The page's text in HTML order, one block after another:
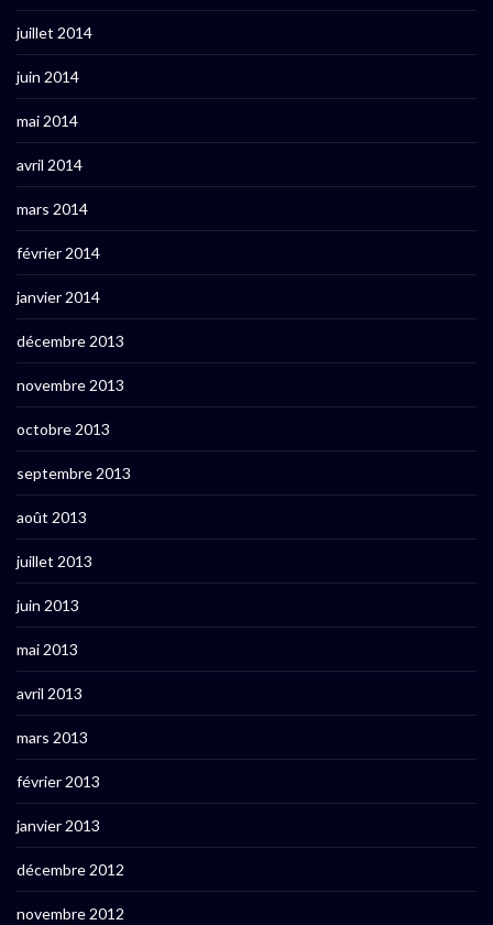
juillet 2014
juin 2014
mai 2014
avril 2014
mars 2014
février 2014
janvier 2014
décembre 2013
novembre 2013
octobre 2013
septembre 2013
août 2013
juillet 2013
juin 2013
mai 2013
avril 2013
mars 2013
février 2013
janvier 2013
décembre 2012
novembre 2012